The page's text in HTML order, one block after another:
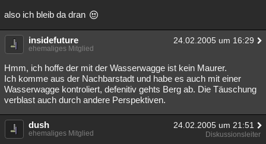
also ich bleib da dran
insidefuture 24.02.2005 um 16:29
ehemaliges Mitglied
Hmm, ich hoffe der mit der Wasserwagge ist kein Maurer.
Ich komme aus der Nachbarstadt und habe es auch mit einer
Wasserwagge kontroliert, defenitiv gehts Berg ab. Die Täuschung
verblast auch durch andere Perspektiven.
dush 24.02.2005 um 21:51
ehemaliges Mitglied Diskussionsleiter